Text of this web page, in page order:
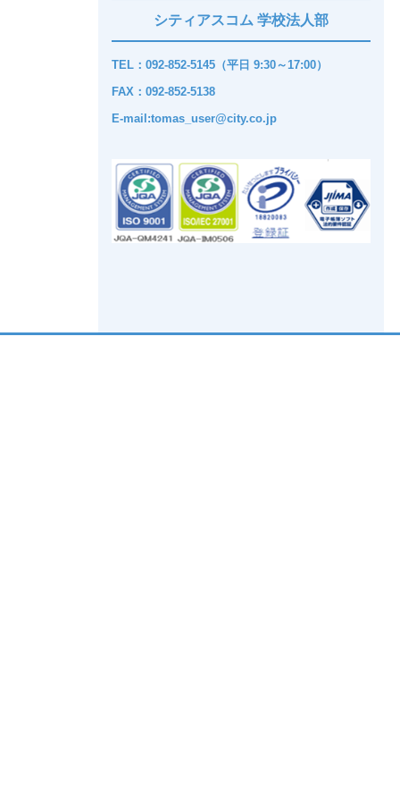
シティアスコム 学校法人部
TEL：092-852-5145（平日 9:30～17:00）
FAX：092-852-5138
E-mail:tomas_user@city.co.jp